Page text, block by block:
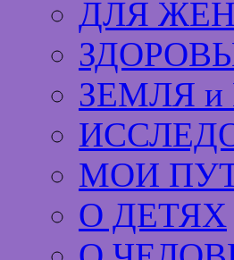
ДЛЯ
ЗЕМЛЯ
МОИ
О ДЕТЯХ